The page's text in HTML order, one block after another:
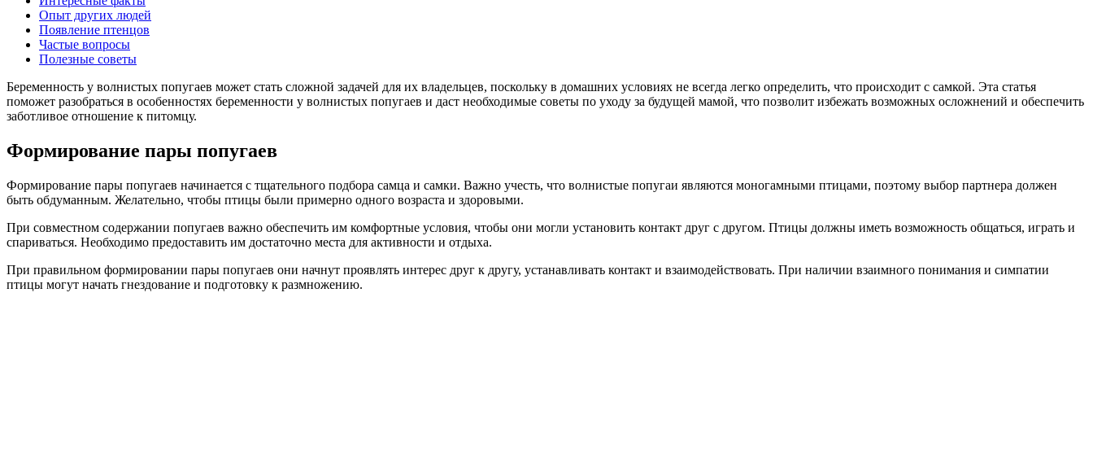
Опыт других людей
Появление птенцов
Частые вопросы
Полезные советы
Беременность у волнистых попугаев может стать сложной задачей для их владельцев, поскольку в домашних условиях не всегда легко определить, что происходит с самкой. Эта статья
поможет разобраться в особенностях беременности у волнистых попугаев и даст необходимые советы по уходу за будущей мамой, что позволит избежать возможных осложнений и обеспечить
заботливое отношение к питомцу.
Формирование пары попугаев
Формирование пары попугаев начинается с тщательного подбора самца и самки. Важно учесть, что волнистые попугаи являются моногамными птицами, поэтому выбор партнера должен
быть обдуманным. Желательно, чтобы птицы были примерно одного возраста и здоровыми.
При совместном содержании попугаев важно обеспечить им комфортные условия, чтобы они могли установить контакт друг с другом. Птицы должны иметь возможность общаться, играть и
спариваться. Необходимо предоставить им достаточно места для активности и отдыха.
При правильном формировании пары попугаев они начнут проявлять интерес друг к другу, устанавливать контакт и взаимодействовать. При наличии взаимного понимания и симпатии
птицы могут начать гнездование и подготовку к размножению.